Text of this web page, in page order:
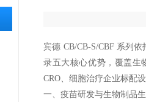
宾德 CB/CB-S/CBF 系列依
录五大核心优势，覆盖生
CRO、细胞治疗企业标配
一、疫苗研发与生物制品